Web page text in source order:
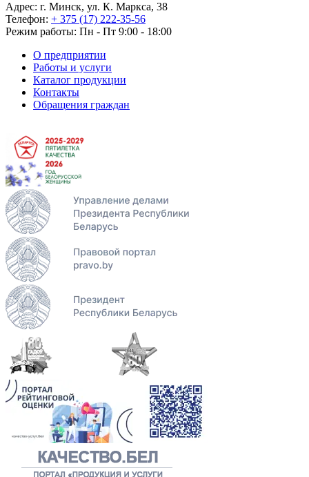
Адрес: г. Минск, ул. К. Маркса, 38
Телефон: + 375 (17) 222-35-56
Режим работы: Пн - Пт 9:00 - 18:00
О предприятии
Работы и услуги
Каталог продукции
Контакты
Обращения граждан